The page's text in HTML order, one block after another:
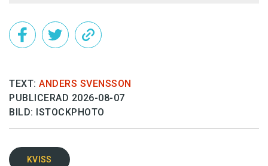
TEXT: ANDERS SVENSSON
PUBLICERAD 2026-08-07
BILD: ISTOCKPHOTO
KVISS